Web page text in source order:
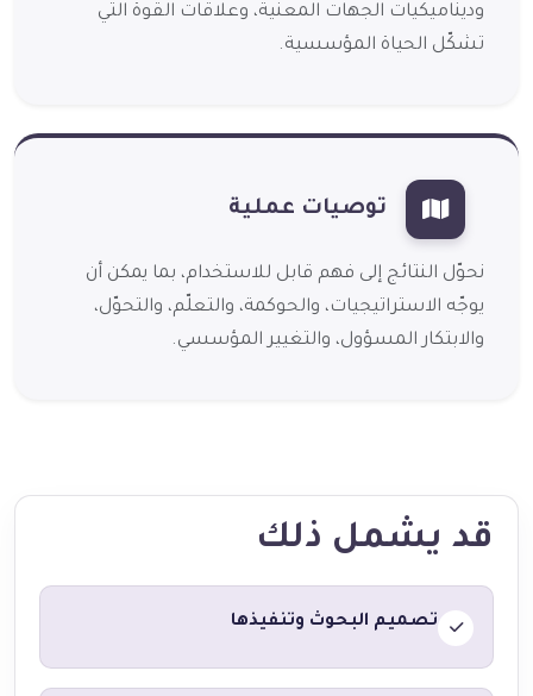
وديناميكيات الجهات المعنية، وعلاقات القوة التي
تشكّل الحياة المؤسسية.
توصيات عملية
نحوّل النتائج إلى فهم قابل للاستخدام، بما يمكن أن
يوجّه الاستراتيجيات، والحوكمة، والتعلّم، والتحوّل،
والابتكار المسؤول، والتغيير المؤسسي.
قد يشمل ذلك
تصميم البحوث وتنفيذها